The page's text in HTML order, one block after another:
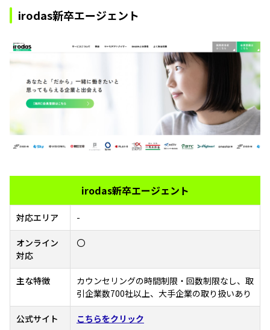
irodas新卒エージェント
irodas新卒エージェント
対応エリア -
オンライン
対応
〇
主な特徴
カウンセリングの時間制限・回数制限なし、取
引企業数700社以上、大手企業の取り扱いあり
公式サイト こちらをクリック